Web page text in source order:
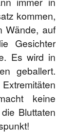
kommen,
Wände, auf
Gesichter
Es wird in
geballert.
keine
Bluttaten